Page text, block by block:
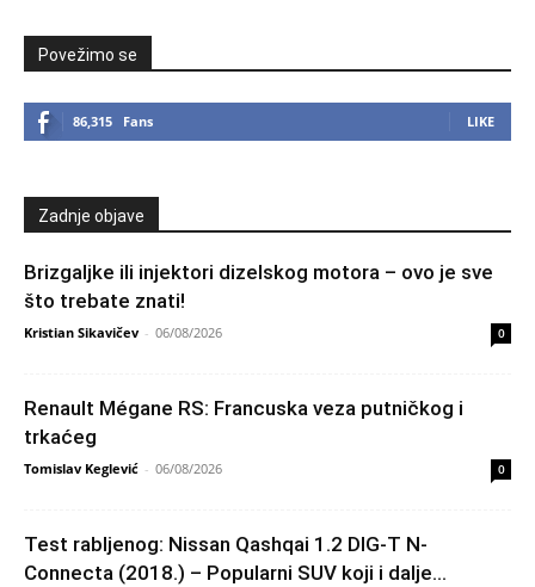
Povežimo se
86,315 Fans LIKE
Zadnje objave
Brizgaljke ili injektori dizelskog motora – ovo je sve
što trebate znati!
Kristian Sikavičev - 06/08/2026 0
Renault Mégane RS: Francuska veza putničkog i
trkaćeg
Tomislav Keglević - 06/08/2026 0
Test rabljenog: Nissan Qashqai 1.2 DIG-T N-
Connecta (2018.) – Popularni SUV koji i dalje...